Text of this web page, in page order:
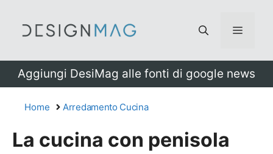
Menu
Aggiungi DesiMag alle fonti di google news
Home Arredamento Cucina
La cucina con penisola